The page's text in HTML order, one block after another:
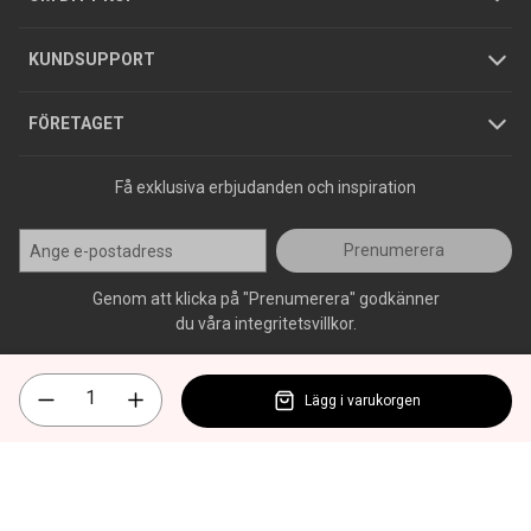
KUNDSUPPORT
Varumärken
FÖRETAGET
Jobba hos oss
Press
Få exklusiva erbjudanden och inspiration
Prenumerera
Genom att klicka på "Prenumerera" godkänner
du våra integritetsvillkor.
Lägg i varukorgen